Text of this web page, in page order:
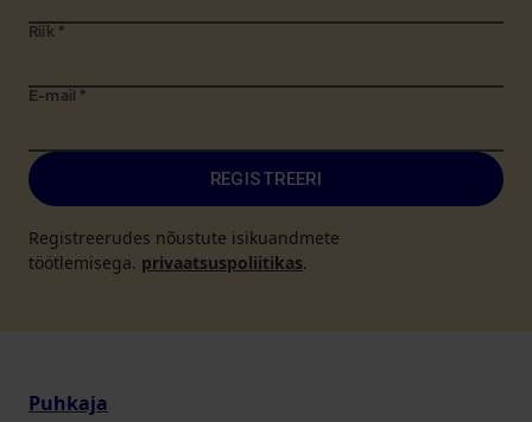
Riik *
E-mail *
REGISTREERI
Registreerudes nõustute isikuandmete
töötlemisega. privaatsuspoliitikas.
Puhkaja